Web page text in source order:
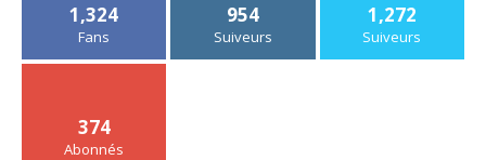
1,324
Fans
954
Suiveurs
1,272
Suiveurs
374
Abonnés